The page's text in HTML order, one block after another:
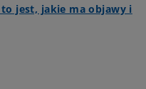
jest, jakie ma objawy i